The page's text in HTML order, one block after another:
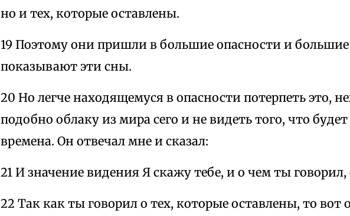
но и тех, которые оставлены.
19 Поэтому они пришли в большие опасности и большие
показывают эти сны.
20 Но легче находящемуся в опасности потерпеть это,
подобно облаку из мира сего и не видеть того, что
времена. Он отвечал мне и сказал:
21 И значение видения Я скажу тебе, и о чем ты
22 Так как ты говорил о тех, которые оставлены, то вот